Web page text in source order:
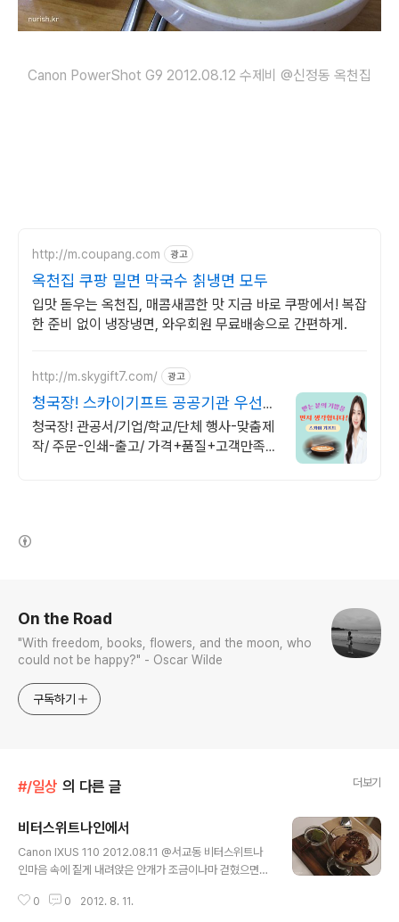
Canon PowerShot G9 2012.08.12 수제비 @신정동 옥천집
http://m.coupang.com 광고
옥천집 쿠팡 밀면 막국수 칡냉면 모두
입맛 돋우는 옥천집, 매콤새콤한 맛 지금 바로 쿠팡에서! 복잡
한 준비 없이 냉장냉면, 와우회원 무료배송으로 간편하게.
http://m.skygift7.com/ 광고
청국장! 스카이기프트 공공기관 우선구
매 대상기업
청국장! 관공서/기업/학교/단체 행사-맞춤제
작/ 주문-인쇄-출고/ 가격+품질+고객만족도
On the Road
"With freedom, books, flowers, and the moon, who
could not be happy?" - Oscar Wilde
구독하기
#/일상 의 다른 글 더보기
비터스위트나인에서
Canon IXUS 110 2012.08.11 @서교동 비터스위트나
인마음 속에 짙게 내려앉은 안개가 조금이나마 걷혔으면
만드신 진한 초코 시럽과 초코 가루, 초코 샤베트 얼음이 멋
0 0 2012. 8. 11.